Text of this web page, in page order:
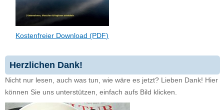
Kostenfreier Download (PDF)
Herzlichen Dank!
Nicht nur lesen, auch was tun, wie wäre es jetzt? Lieben Dank! Hier
können Sie uns unterstützen, einfach aufs Bild klicken.